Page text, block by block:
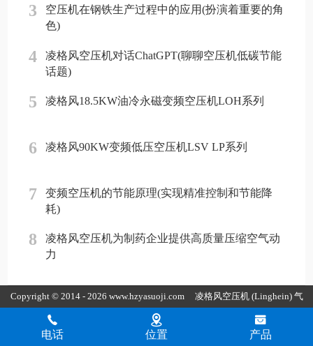
3
空压机在钢铁生产过程中的应用(扮演着重要的角
色)
4
凌格风空压机对话ChatGPT(聊聊空压机低碳节能
话题)
5 凌格风18.5KW油冷永磁变频空压机LOH系列
6 凌格风90KW变频低压空压机LSV LP系列
7
变频空压机的节能原理(实现精准控制和节能降
耗)
8
凌格风空压机为制药企业提供高质量压缩空气动
力
电话 位置 产品
Copyright © 2014 - 2026 www.hzyasuoji.com 凌格风空压机 (Linghein) 气
胜智能装备（深圳）有限公司版权所有
粤ICP备2021072975号
网安备44030002002880